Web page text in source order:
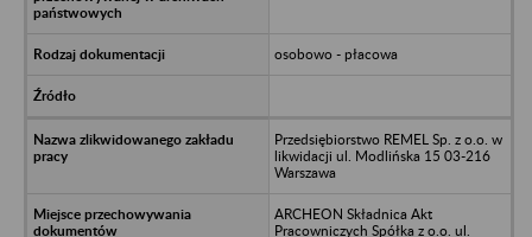
osobowo - płacowa
Przedsiębiorstwo REMEL Sp. z o.o. w
likwidacji ul. Modlińska 15 03-216
Warszawa
ARCHEON Składnica Akt
Pracowniczych Spółka z o.o. ul.